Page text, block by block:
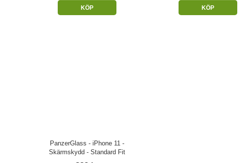
KÖP KÖP
PanzerGlass - iPhone 11 -
Skärmskydd - Standard Fit